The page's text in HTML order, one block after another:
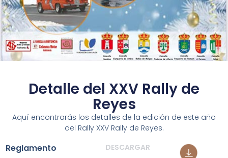
Detalle del XXV Rally de
Reyes
Aquí encontrarás los detalles de la edición de este año
del Rally XXV Rally de Reyes.
Reglamento DESCARGAR